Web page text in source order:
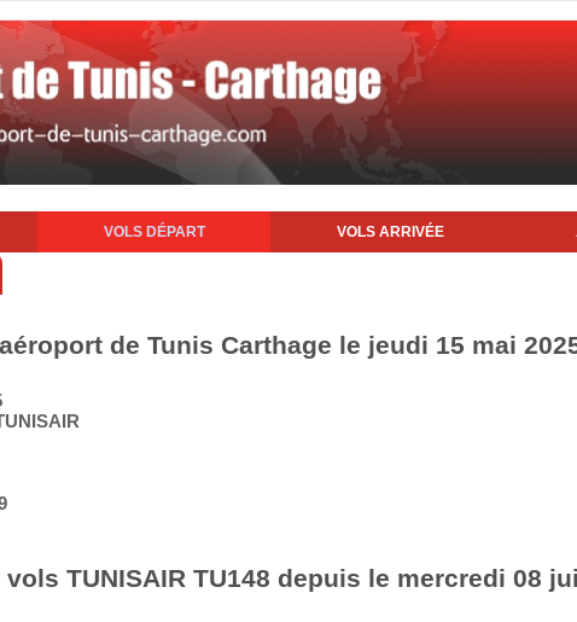
VOLS DÉPART VOLS ARRIVÉE
de Tunis Carthage le jeudi 15 mai
TUNISAIR TU148 depuis le mercredi 08